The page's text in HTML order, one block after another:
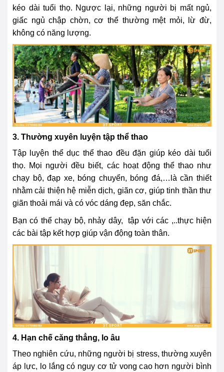
kéo dài tuổi thọ. Ngược lại, những người bị mất ngủ,
giấc ngủ chập chờn, cơ thể thường mệt mỏi, lừ đừ,
không có năng lượng.
3. Thường xuyên luyện tập thể thao
Tập luyện thể dục thể thao đều đặn giúp kéo dài tuổi
thọ. Mọi người đều biết, các hoạt động thể thao như
chạy bộ, đạp xe, bóng chuyển, bóng đá,…là cần thiết
nhằm cải thiện hệ miễn dịch, giãn cơ, giúp tinh thần thư
giãn thoải mái và có vóc dáng đẹp, săn chắc.
Bạn có thể chạy bộ, nhảy dây, tập với các ,..thực hiện
các bài tập kết hợp giúp vận động toàn thân.
4. Hạn chế căng thẳng, lo âu
Theo nghiên cứu, những người bị stress, thường xuyên
áp lực, lo lắng có nguy cơ tử vong cao hơn người bình